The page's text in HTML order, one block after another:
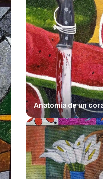
Anatomía de un